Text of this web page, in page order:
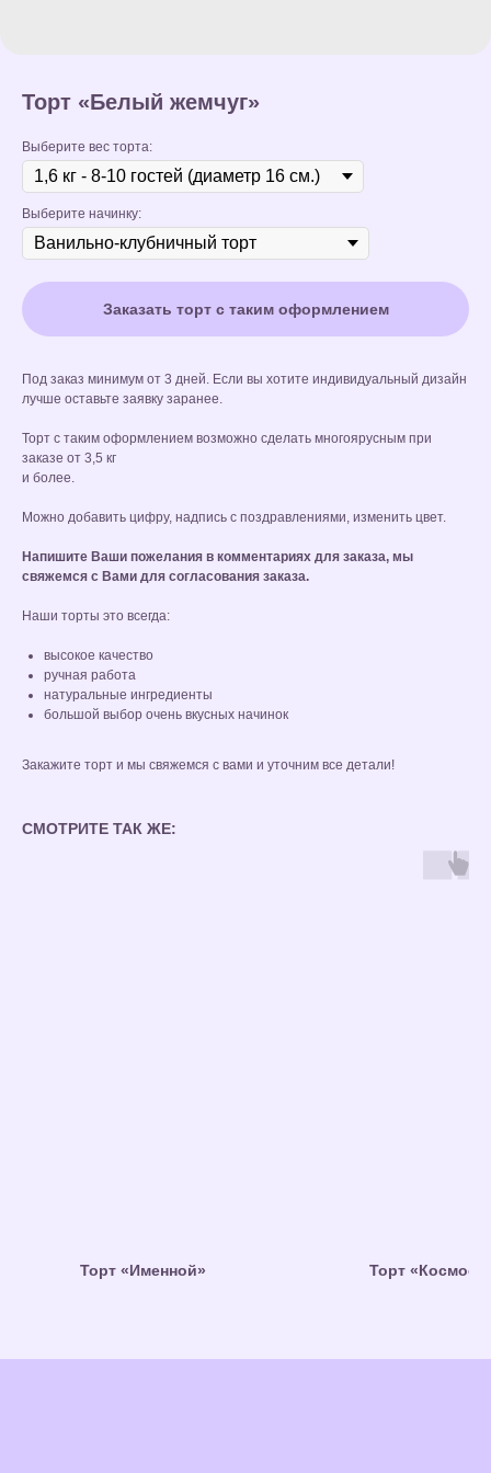
Торт «Белый жемчуг»
Выберите вес торта:
Выберите начинку:
Заказать торт с таким оформлением
Под заказ минимум от 3 дней. Если вы хотите индивидуальный дизайн
лучше оставьте заявку заранее.
Торт с таким оформлением возможно сделать многоярусным при
заказе от 3,5 кг
и более.
Можно добавить цифру, надпись с поздравлениями, изменить цвет.
Напишите Ваши пожелания в комментариях для заказа, мы
свяжемся с Вами для согласования заказа.
Наши торты это всегда:
высокое качество
ручная работа
натуральные ингредиенты
большой выбор очень вкусных начинок
Закажите торт и мы свяжемся с вами и уточним все детали!
СМОТРИТЕ ТАК ЖЕ:
Торт «Именной» Торт «Космос»